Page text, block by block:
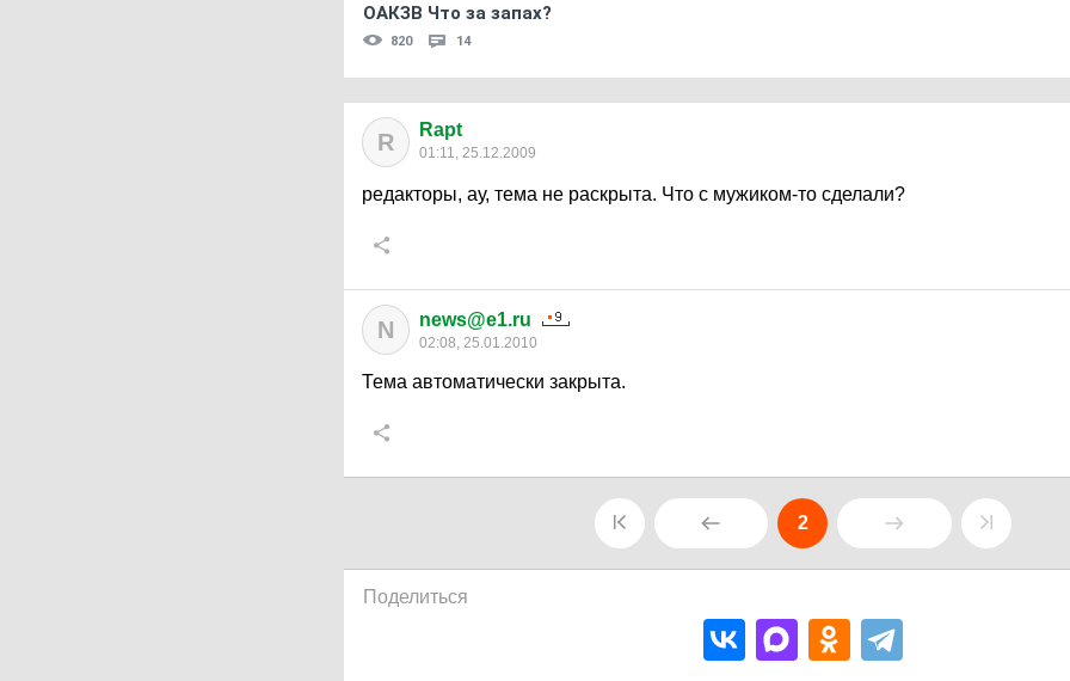
ОАКЗВ Что за запах?
820 14
R Rapt
01:11, 25.12.2009
редакторы, ау, тема не раскрыта. Что с мужиком-то сделали?
N news@e1.ru
02:08, 25.01.2010
Тема автоматически закрыта.
2
Поделиться